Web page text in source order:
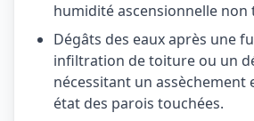
humidité ascensionnelle non
Dégâts des eaux après une
infiltration de toiture ou un
nécessitant un assèchement
état des parois touchées.